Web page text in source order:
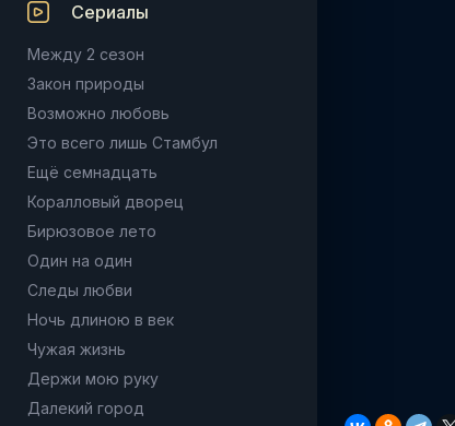
Сериалы
Между 2 сезон
Закон природы
Возможно любовь
Это всего лишь Стамбул
Ещё семнадцать
Коралловый дворец
Бирюзовое лето
Один на один
Следы любви
Ночь длиною в век
Чужая жизнь
Держи мою руку
Далекий город